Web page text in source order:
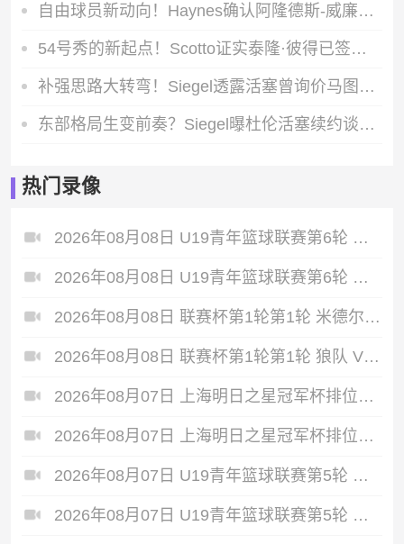
自由球员新动向！Haynes确认阿隆德斯-威廉姆斯与奇才完成签约
54号秀的新起点！Scotto证实泰隆·彼得已签约马刺 即将投身训练营
补强思路大转弯！Siegel透露活塞曾询价马图林 现阶段已完全不追求
东部格局生变前奏？Siegel曝杜伦活塞续约谈判暂停 预计9月前出结果
热门录像
2026年08月08日 U19青年篮球联赛第6轮 龙狮青年U19 VS 浙江广厦U19 全场录像
2026年08月08日 U19青年篮球联赛第6轮 北京首钢U19 VS 青岛国信海天U19 全场录像
2026年08月08日 联赛杯第1轮第1轮 米德尔斯堡 VS 雷克瑟姆 全场录像
2026年08月08日 联赛杯第1轮第1轮 狼队 VS 维尔港 全场录像
2026年08月07日 上海明日之星冠军杯排位赛 葡萄牙体育U17 VS 拜耳04勒沃库森U17 全场录像
2026年08月07日 上海明日之星冠军杯排位赛 毕尔巴鄂竞技U17 VS 热刺U17 全场录像
2026年08月07日 U19青年篮球联赛第5轮 青岛国信海天U19 VS 天津荣钢U19 全场录像
2026年08月07日 U19青年篮球联赛第5轮 浙江广厦U19 VS 新疆广汇U19 全场录像